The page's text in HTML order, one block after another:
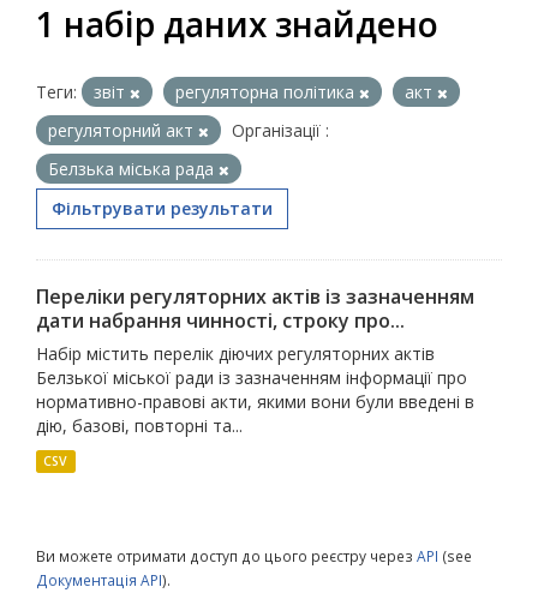
1 набір даних знайдено
Теги: звіт регуляторна політика
акт
регуляторний акт
Організації :
Белзька міська рада
Фільтрувати результати
Переліки регуляторних актів із зазначенням
дати набрання чинності, строку про...
Набір містить перелік діючих регуляторних актів
Белзької міської ради із зазначенням інформації про
нормативно-правові акти, якими вони були введені в
дію, базові, повторні та...
CSV
Ви можете отримати доступ до цього реєстру через API (see
Документація API).